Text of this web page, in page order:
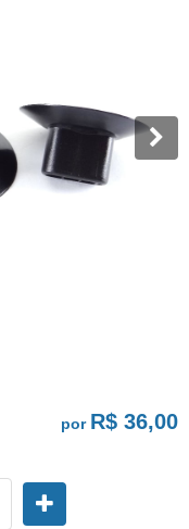
por R$ 36,00